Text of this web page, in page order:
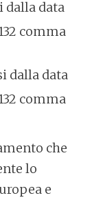
dalla data
comma
dalla data
comma
che
lo
e